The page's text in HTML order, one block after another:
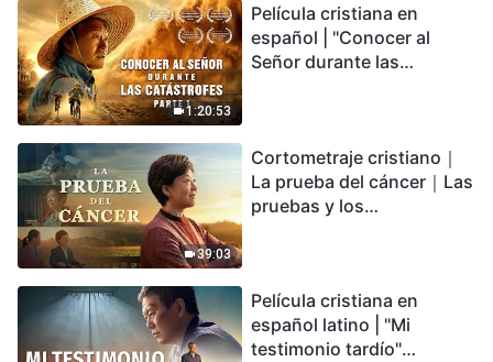
podemos sobrevivir?
1:20:53
Película cristiana en
español | "Conocer al
Señor durante las
encontrarás refugio?
39:03
Cortometraje cristiano｜
La prueba del cáncer｜Las
pruebas y los
Película cristiana en
español latino | "Mi
testimonio tardío"